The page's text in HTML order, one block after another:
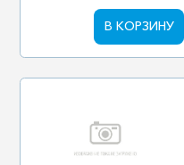
В КОРЗИНУ